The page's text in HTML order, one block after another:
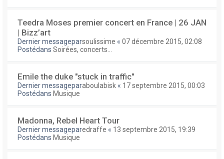
Teedra Moses premier concert en France | 26 JAN
| Bizz’art
Dernier messageparsoulissime « 07 décembre 2015, 02:08
Postédans Soirées, concerts...
Emile the duke "stuck in traffic"
Dernier messageparaboulabisk « 17 septembre 2015, 00:03
Postédans Musique
Madonna, Rebel Heart Tour
Dernier messageparedraffe « 13 septembre 2015, 19:39
Postédans Musique